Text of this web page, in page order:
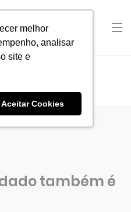
melhor
analisar
site e
Aceitar Cookies
também é